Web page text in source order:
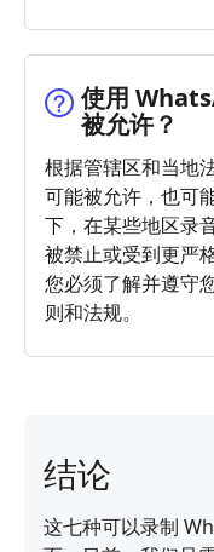
使用
被允许？
根据管辖区和当地
可能被允许，也可
下，在某些地区录
被禁止或受到更严
您必须了解并遵守
则和法规。
结论
这七种可以录制